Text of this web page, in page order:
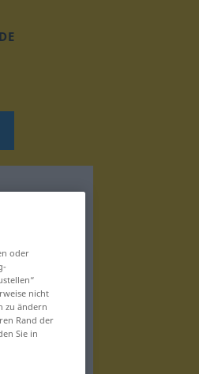
DE
oder
nicht
zu ändern
Rand der
Sie in